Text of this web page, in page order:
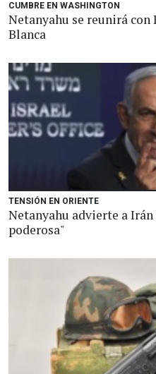
CUMBRE EN WASHINGTON
Netanyahu se reunirá
Blanca
TENSIÓN EN ORIENTE
Netanyahu advierte a
poderosa"